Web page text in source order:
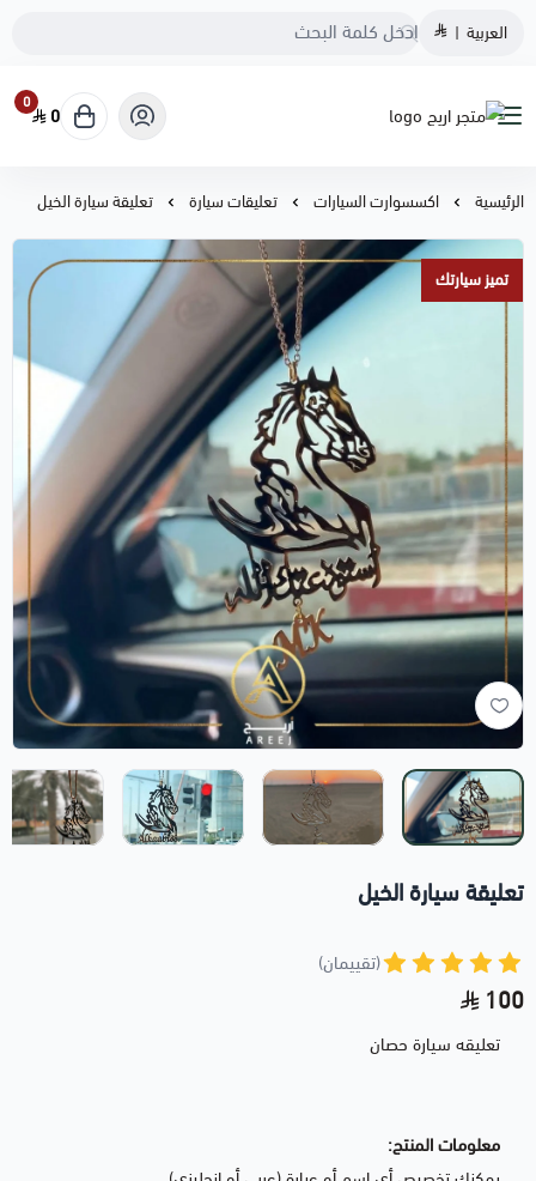
العربية |
متجر اريج
0
0
الرئيسية اكسسوارت السيارات تعليقات سيارة تعليقة سيارة الخيل
تميز سيارتك
تعليقة سيارة الخيل
(تقييمان)
100
تعليقه سيارة حصان
معلومات المنتج: